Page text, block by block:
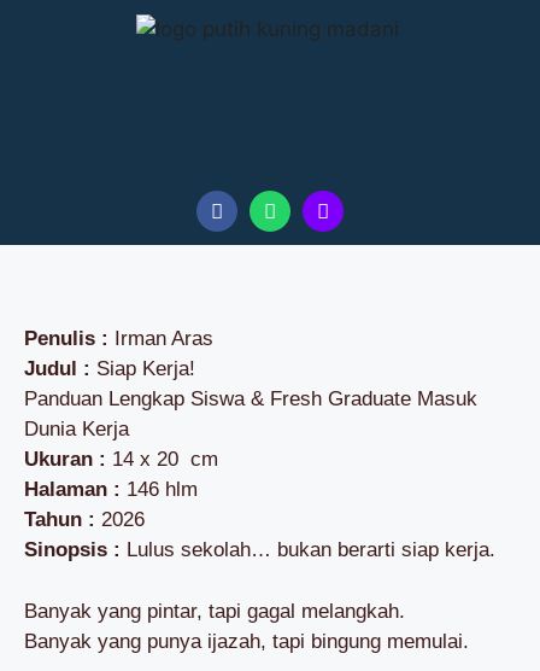
Penulis : Irman Aras
Judul : Siap Kerja!
Panduan Lengkap Siswa & Fresh Graduate Masuk
Dunia Kerja
Ukuran : 14 x 20 cm
Halaman : 146 hlm
Tahun : 2026
Sinopsis : Lulus sekolah… bukan berarti siap kerja.
Banyak yang pintar, tapi gagal melangkah.
Banyak yang punya ijazah, tapi bingung memulai.